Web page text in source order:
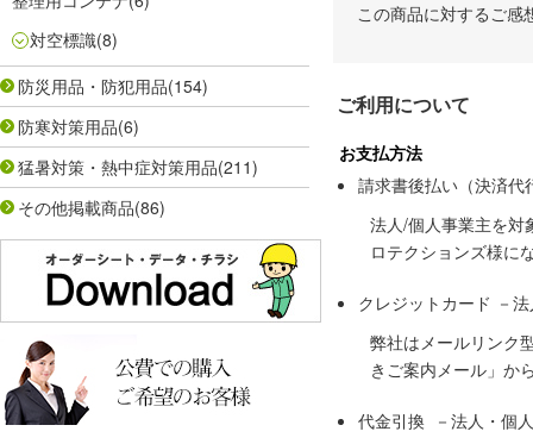
対空標識(8)
防災用品・防犯用品(154)
防寒対策用品(6)
猛暑対策・熱中症対策用品(211)
その他掲載商品(86)
この商品に対するご感
ご利用について
お支払方法
請求書後払い（決済代
法人/個人事業主を対
ロテクションズ様に
クレジットカード －
弊社はメールリンク
きご案内メール」か
代金引換 －法人・個